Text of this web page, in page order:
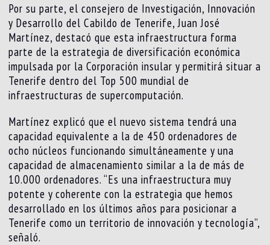
Por su parte, el consejero de Investigación, Innovación
y Desarrollo del Cabildo de Tenerife, Juan José
Martínez, destacó que esta infraestructura forma
parte de la estrategia de diversificación económica
impulsada por la Corporación insular y permitirá situar a
Tenerife dentro del Top 500 mundial de
infraestructuras de supercomputación.
Martínez explicó que el nuevo sistema tendrá una
capacidad equivalente a la de 450 ordenadores de
ocho núcleos funcionando simultáneamente y una
capacidad de almacenamiento similar a la de más de
10.000 ordenadores. “Es una infraestructura muy
potente y coherente con la estrategia que hemos
desarrollado en los últimos años para posicionar a
Tenerife como un territorio de innovación y tecnología”,
señaló.